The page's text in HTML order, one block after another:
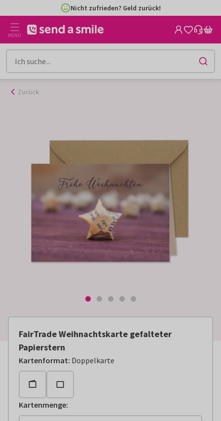
Inhalt
gehen
Nicht zufrieden? Geld zurück!
MENÜ
Zurück
FairTrade Weihnachtskarte gefalteter
Papierstern
Kartenformat: Doppelkarte
Kartenmenge: